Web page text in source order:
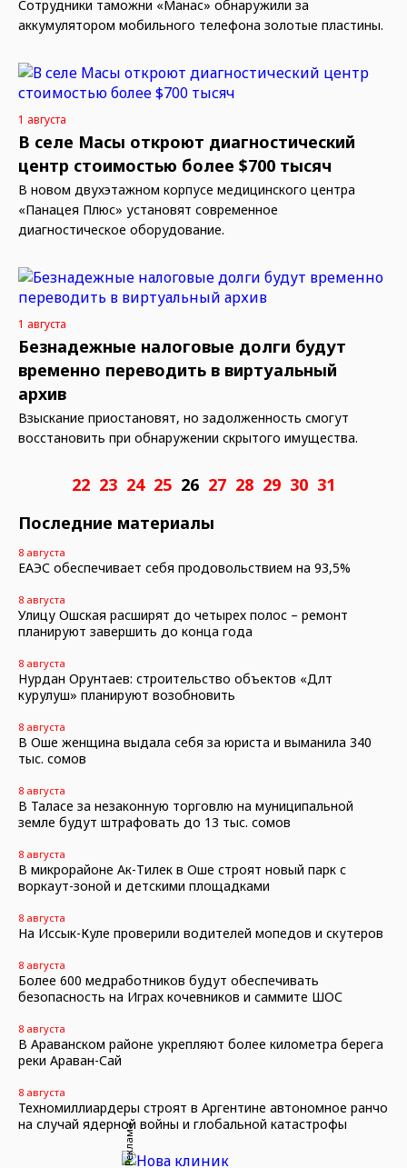
Сотрудники таможни «Манас» обнаружили за
аккумулятором мобильного телефона золотые пластины.
1 августа
В селе Масы откроют диагностический
центр стоимостью более $700 тысяч
В новом двухэтажном корпусе медицинского центра
«Панацея Плюс» установят современное
диагностическое оборудование.
1 августа
Безнадежные налоговые долги будут
временно переводить в виртуальный
архив
Взыскание приостановят, но задолженность смогут
восстановить при обнаружении скрытого имущества.
22 23 24 25 26 27 28 29 30 31
Последние материалы
8 августа
ЕАЭС обеспечивает себя продовольствием на 93,5%
8 августа
Улицу Ошская расширят до четырех полос – ремонт
планируют завершить до конца года
8 августа
Нурдан Орунтаев: строительство объектов «Дөөлөт
курулуш» планируют возобновить
8 августа
В Оше женщина выдала себя за юриста и выманила 340
тыс. сомов
8 августа
В Таласе за незаконную торговлю на муниципальной
земле будут штрафовать до 13 тыс. сомов
8 августа
В микрорайоне Ак-Тилек в Оше строят новый парк с
воркаут-зоной и детскими площадками
8 августа
На Иссык-Куле проверили водителей мопедов и скутеров
8 августа
Более 600 медработников будут обеспечивать
безопасность на Играх кочевников и саммите ШОС
8 августа
В Араванском районе укрепляют более километра берега
реки Араван-Сай
8 августа
Техномиллиардеры строят в Аргентине автономное ранчо
на случай ядерной войны и глобальной катастрофы
Реклама